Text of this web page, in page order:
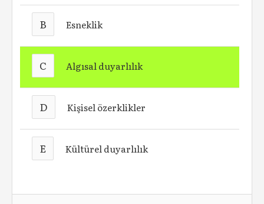
B Esneklik
C Algısal duyarlılık
D Kişisel özerklikler
E Kültürel duyarlılık